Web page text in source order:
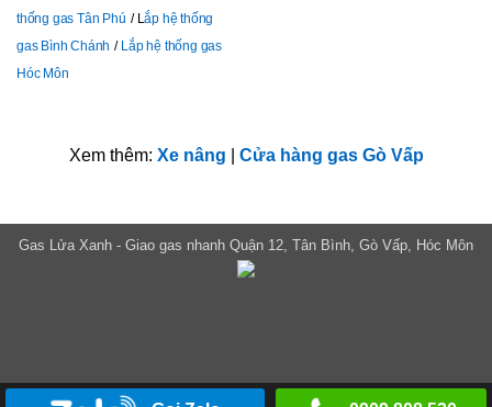
thống gas Tân Phú
Lắp hệ thống
gas Bình Chánh
Lắp hệ thống gas
Hóc Môn
Xem thêm: Xe nâng Cửa hàng gas Gò Vấp
Gas Lửa Xanh - Giao gas nhanh Quận 12, Tân Bình, Gò Vấp, Hóc Môn